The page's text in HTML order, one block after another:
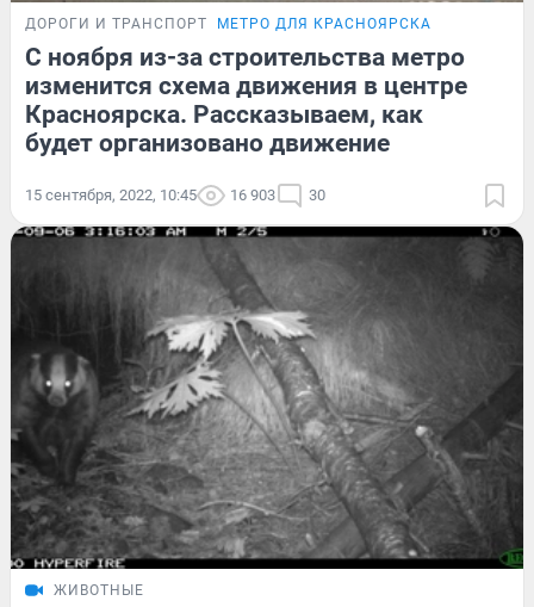
ДОРОГИ И ТРАНСПОРТ МЕТРО ДЛЯ КРАСНОЯРСКА
С ноября из-за строительства метро
изменится схема движения в центре
Красноярска. Рассказываем, как
будет организовано движение
15 сентября, 2022, 10:45 16 903 30
ЖИВОТНЫЕ